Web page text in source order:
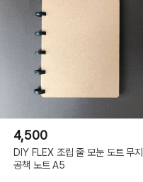
4,500
DIY FLEX 조립 줄 모눈 도트 무지
공책 노트 A5